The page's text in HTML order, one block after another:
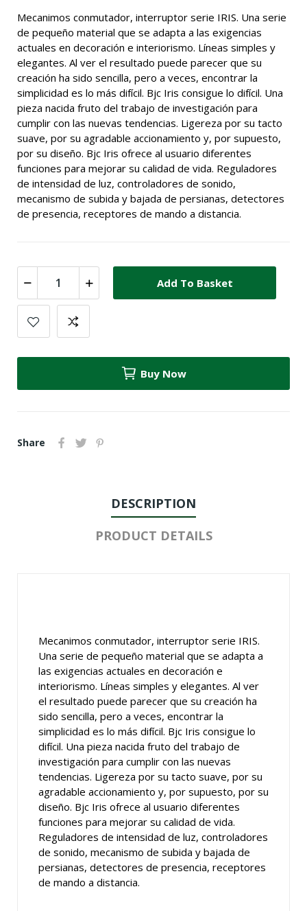
Mecanimos conmutador, interruptor serie IRIS. Una serie
de pequeño material que se adapta a las exigencias
actuales en decoración e interiorismo. Líneas simples y
elegantes. Al ver el resultado puede parecer que su
creación ha sido sencilla, pero a veces, encontrar la
simplicidad es lo más difícil. Bjc Iris consigue lo difícil. Una
pieza nacida fruto del trabajo de investigación para
cumplir con las nuevas tendencias. Ligereza por su tacto
suave, por su agradable accionamiento y, por supuesto,
por su diseño. Bjc Iris ofrece al usuario diferentes
funciones para mejorar su calidad de vida. Reguladores
de intensidad de luz, controladores de sonido,
mecanismo de subida y bajada de persianas, detectores
de presencia, receptores de mando a distancia.
Add To Basket
Buy Now
Share
DESCRIPTION
PRODUCT DETAILS
Mecanimos conmutador, interruptor serie IRIS.
Una serie de pequeño material que se adapta a
las exigencias actuales en decoración e
interiorismo. Líneas simples y elegantes. Al ver
el resultado puede parecer que su creación ha
sido sencilla, pero a veces, encontrar la
simplicidad es lo más difícil. Bjc Iris consigue lo
difícil. Una pieza nacida fruto del trabajo de
investigación para cumplir con las nuevas
tendencias. Ligereza por su tacto suave, por su
agradable accionamiento y, por supuesto, por su
diseño. Bjc Iris ofrece al usuario diferentes
funciones para mejorar su calidad de vida.
Reguladores de intensidad de luz, controladores
de sonido, mecanismo de subida y bajada de
persianas, detectores de presencia, receptores
de mando a distancia.